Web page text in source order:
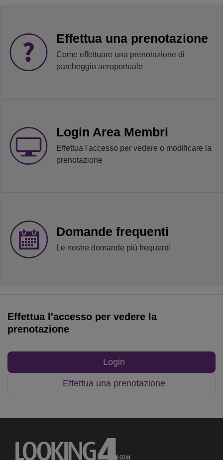
Effettua una prenotazione
Come effettuare una prenotazione di
parcheggio aeroportuale
Login Area Membri
Effettua l'accesso per vedere o modificare la
prenotazione
Domande frequenti
Le nostre domande più frequenti
Effettua l'accesso per vedere la
prenotazione
Login
Effettua una prenotazione